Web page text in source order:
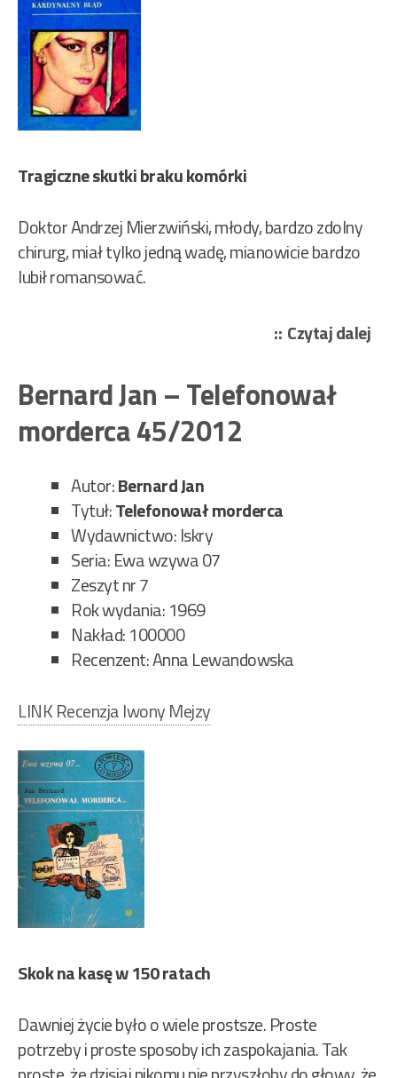
Tragiczne skutki braku komórki
Doktor Andrzej Mierzwiński, młody, bardzo zdolny
chirurg, miał tylko jedną wadę, mianowicie bardzo
lubił romansować.
Czytaj dalej
Bernard Jan – Telefonował
morderca 45/2012
Autor:Bernard Jan
Tytuł:Telefonował morderca
Wydawnictwo: Iskry
Seria: Ewa wzywa 07
Zeszyt nr 7
Rok wydania: 1969
Nakład: 100000
Recenzent: Anna Lewandowska
LINK Recenzja Iwony Mejzy
Skok na kasę w 150 ratach
Dawniej życie było o wiele prostsze. Proste
potrzeby i proste sposoby ich zaspokajania. Tak